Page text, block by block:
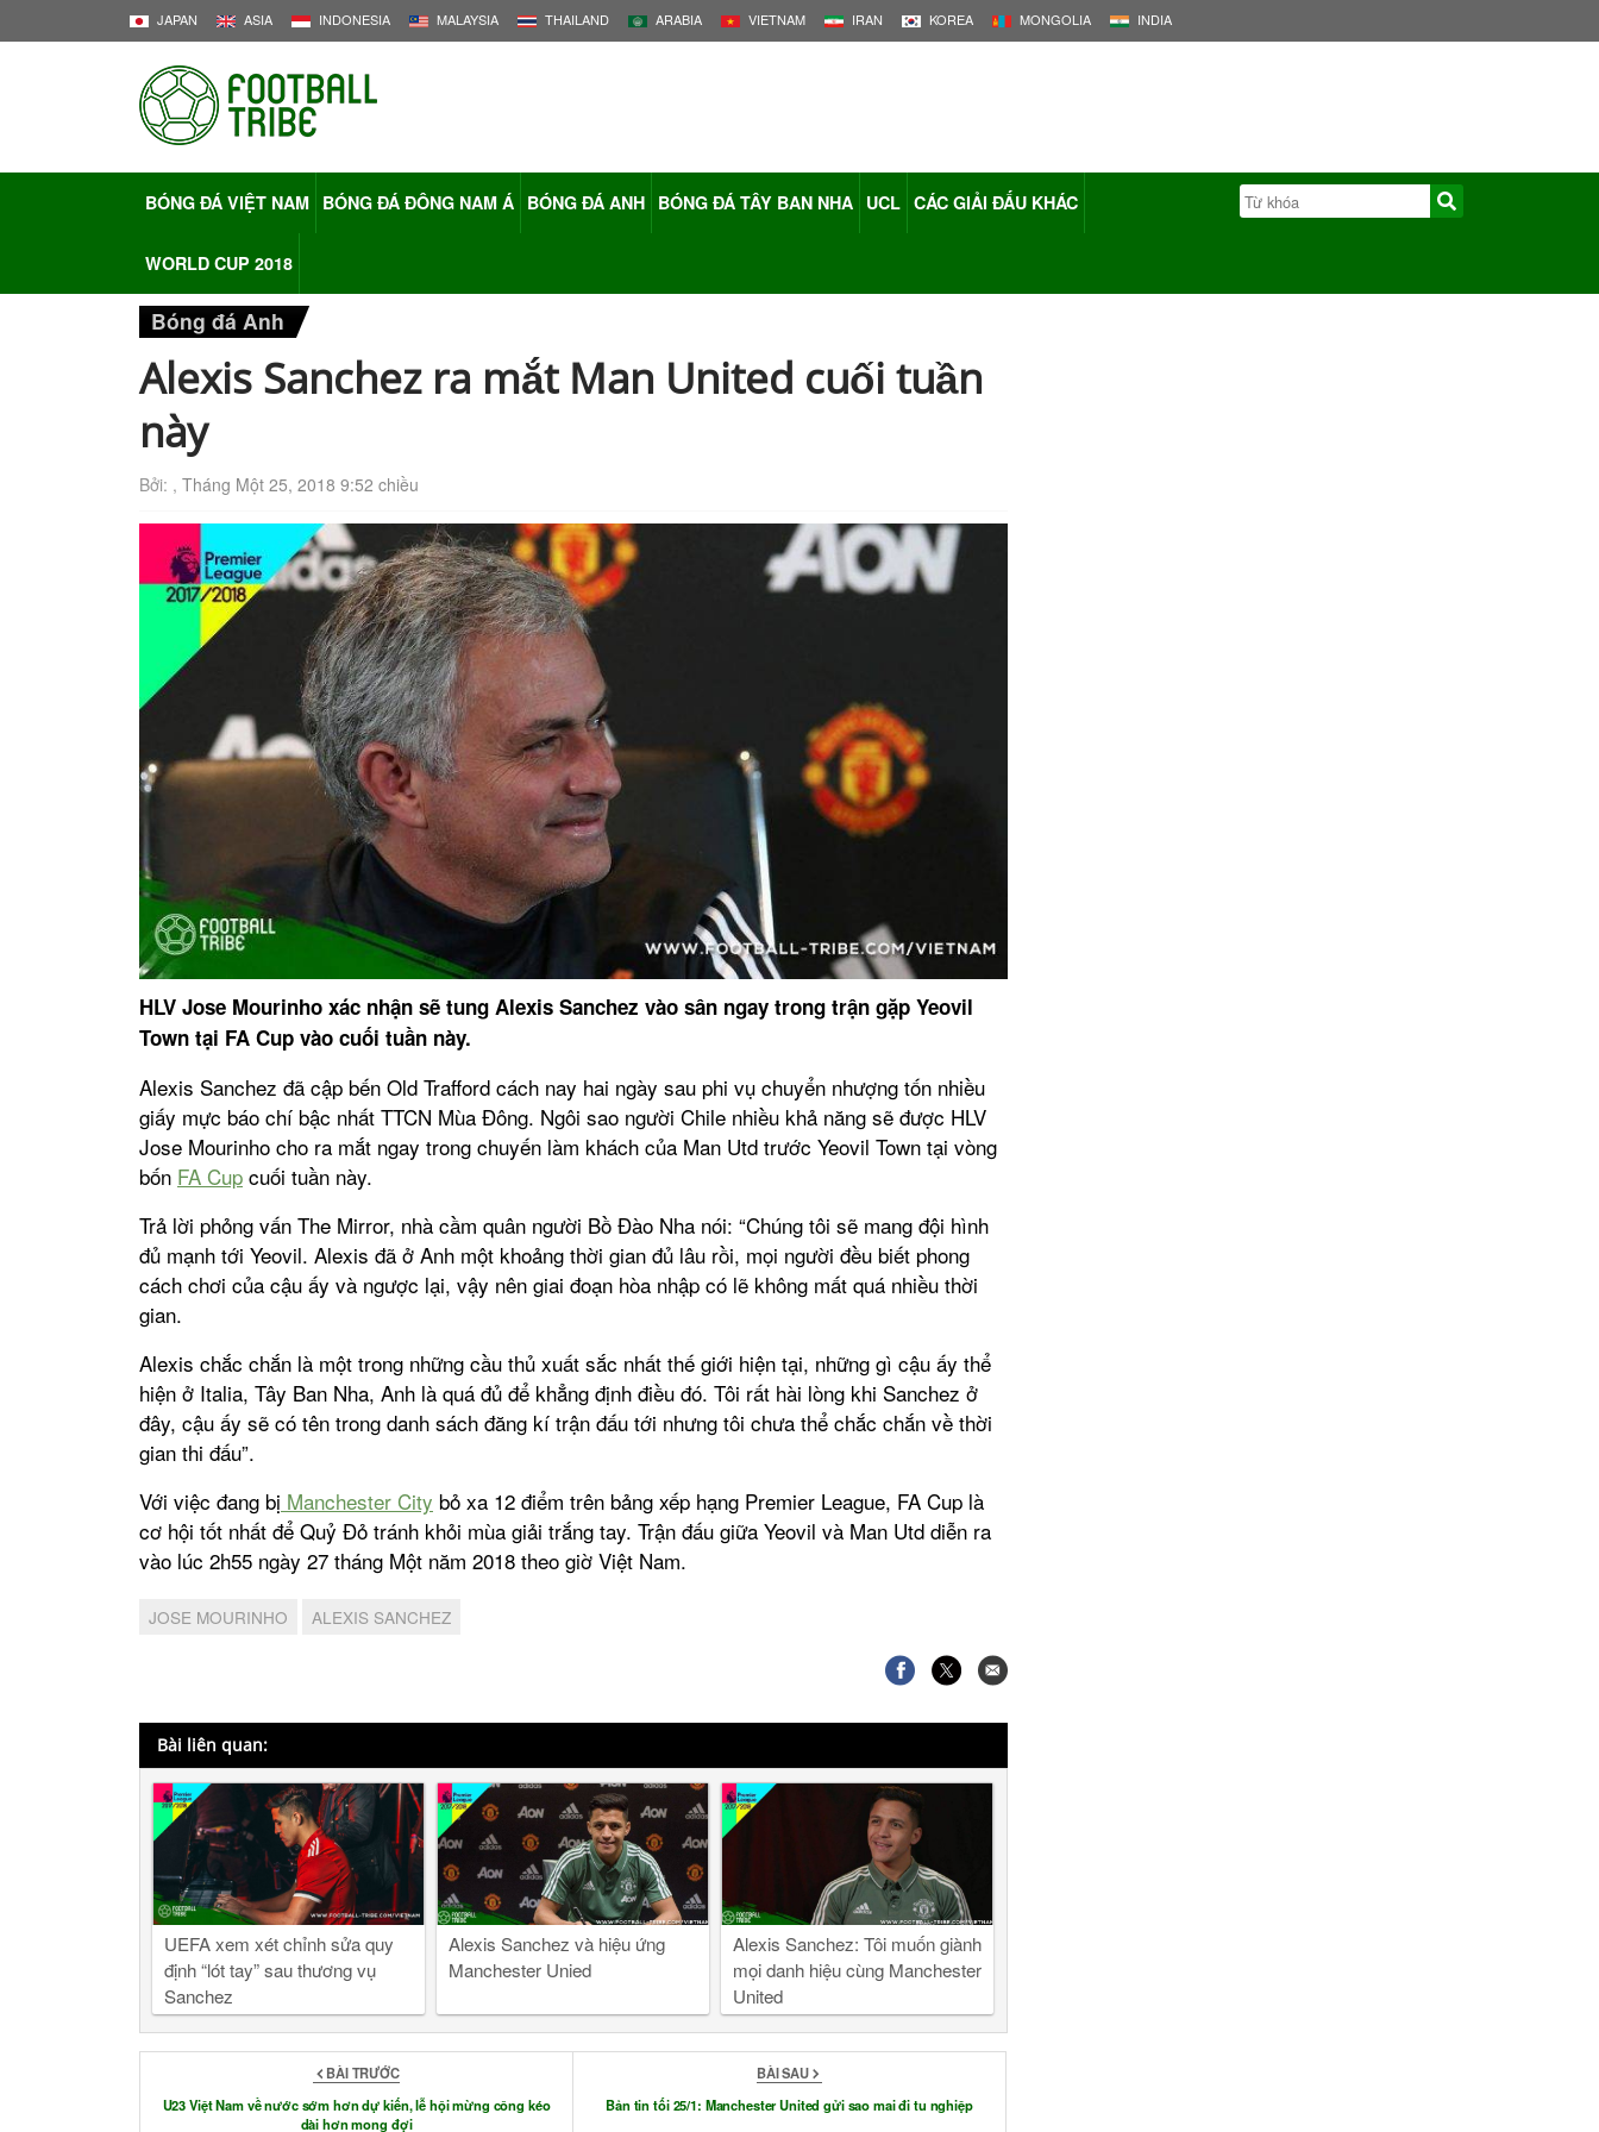
JAPAN ASIA INDONESIA MALAYSIA THAILAND ARABIA VIETNAM IRAN KOREA MONGOLIA INDIA
BÓNG ĐÁ VIỆT NAM BÓNG ĐÁ ĐÔNG NAM Á BÓNG ĐÁ ANH BÓNG ĐÁ TÂY BAN NHA UCL CÁC GIẢI ĐẤU KHÁC
WORLD CUP 2018
Bóng đá Anh
Alexis Sanchez ra mắt Man United cuối tuần
này
Bởi: , Tháng Một 25, 2018 9:52 chiều
HLV Jose Mourinho xác nhận sẽ tung Alexis Sanchez vào sân ngay trong trận gặp Yeovil
Town tại FA Cup vào cuối tuần này.
Alexis Sanchez đã cập bến Old Trafford cách nay hai ngày sau phi vụ chuyển nhượng tốn nhiều
giấy mực báo chí bậc nhất TTCN Mùa Đông. Ngôi sao người Chile nhiều khả năng sẽ được HLV
Jose Mourinho cho ra mắt ngay trong chuyến làm khách của Man Utd trước Yeovil Town tại vòng
bốn FA Cup cuối tuần này.
Trả lời phỏng vấn The Mirror, nhà cầm quân người Bồ Đào Nha nói: “Chúng tôi sẽ mang đội hình
đủ mạnh tới Yeovil. Alexis đã ở Anh một khoảng thời gian đủ lâu rồi, mọi người đều biết phong
cách chơi của cậu ấy và ngược lại, vậy nên giai đoạn hòa nhập có lẽ không mất quá nhiều thời
gian.
Alexis chắc chắn là một trong những cầu thủ xuất sắc nhất thế giới hiện tại, những gì cậu ấy thể
hiện ở Italia, Tây Ban Nha, Anh là quá đủ để khẳng định điều đó. Tôi rất hài lòng khi Sanchez ở
đây, cậu ấy sẽ có tên trong danh sách đăng kí trận đấu tới nhưng tôi chưa thể chắc chắn về thời
gian thi đấu”.
Với việc đang bị Manchester City bỏ xa 12 điểm trên bảng xếp hạng Premier League, FA Cup là
cơ hội tốt nhất để Quỷ Đỏ tránh khỏi mùa giải trắng tay. Trận đấu giữa Yeovil và Man Utd diễn ra
vào lúc 2h55 ngày 27 tháng Một năm 2018 theo giờ Việt Nam.
JOSE MOURINHO ALEXIS SANCHEZ
Bài liên quan:
UEFA xem xét chỉnh sửa quy
định “lót tay” sau thương vụ
Sanchez
Alexis Sanchez và hiệu ứng
Manchester Unied
Alexis Sanchez: Tôi muốn giành
mọi danh hiệu cùng Manchester
United
BÀI TRƯỚC
U23 Việt Nam về nước sớm hơn dự kiến, lễ hội mừng công kéo
dài hơn mong đợi
BÀI SAU
Bản tin tối 25/1: Manchester United gửi sao mai đi tu nghiệp